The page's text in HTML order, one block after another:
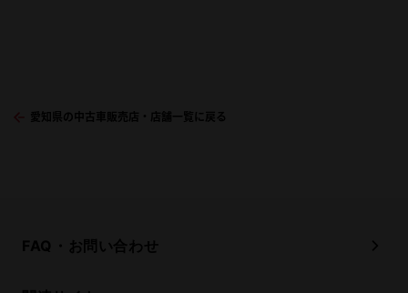
愛知県の中古車販売店・店舗一覧に戻る
FAQ・お問い合わせ